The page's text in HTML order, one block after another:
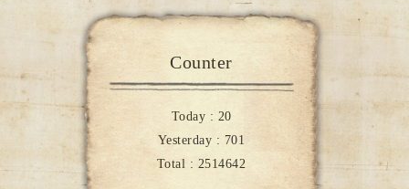
Counter
Today : 20
Yesterday : 701
Total : 2514642